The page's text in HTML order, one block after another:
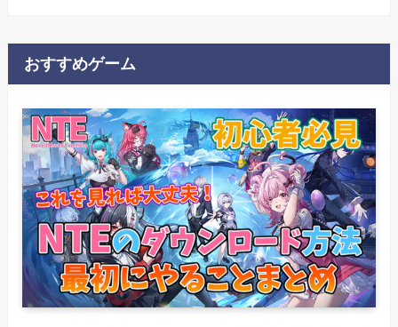
おすすめゲーム